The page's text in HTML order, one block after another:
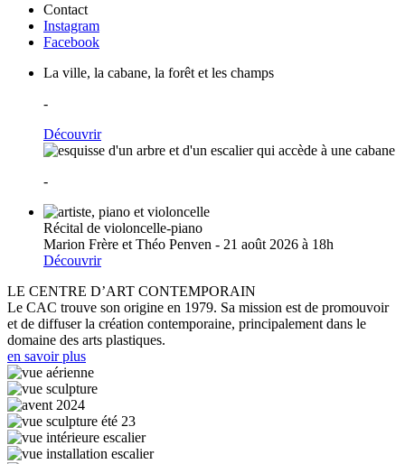
Contact
Instagram
Facebook
La ville, la cabane, la forêt et les champs
-
Découvrir
-
Récital de violoncelle-piano
Marion Frère et Théo Penven - 21 août 2026 à 18h
Découvrir
LE CENTRE D’ART CONTEMPORAIN
Le CAC trouve son origine en 1979. Sa mission est de promouvoir
et de diffuser la création contemporaine, principalement dans le
domaine des arts plastiques.
en savoir plus